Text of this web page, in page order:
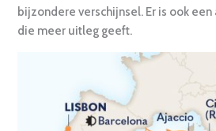
bijzondere verschijnsel. Er is ook
die meer uitleg geeft.